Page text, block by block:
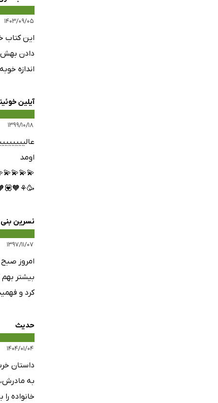
۱۴۰۳/۰۹/۰۵
این کتاب
دادن
اندازه
آیلین
۱۳۹۹/۱۰/۱۸
اومد
نسرین
۱۳۹۷/۱۱/۰۷
امروز
بیشتر
کرد و
حدیث
۱۴۰۴/۰۱/۰۴
داستان
به
خانواده